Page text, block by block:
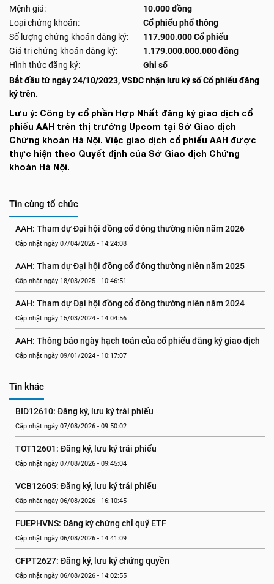
Mệnh giá:
10.000 đồng
Loại chứng khoán:
Cổ phiếu phổ thông
Số lượng chứng khoán đăng ký:
117.900.000 Cổ phiếu
Giá trị chứng khoán đăng ký:
1.179.000.000.000 đồng
Hình thức đăng ký:
Ghi sổ
Bắt đầu từ ngày 24/10/2023, VSDC nhận lưu ký số Cổ phiếu đăng
ký trên.
Lưu ý: Công ty cổ phần Hợp Nhất đăng ký giao dịch cổ
phiếu AAH trên thị trường Upcom tại Sở Giao dịch
Chứng khoán Hà Nội. Việc giao dịch cổ phiếu AAH được
thực hiện theo Quyết định của Sở Giao dịch Chứng
khoán Hà Nội.
Tin cùng tổ chức
AAH: Tham dự Đại hội đồng cổ đông thường niên năm 2026
Cập nhật ngày 07/04/2026 - 14:24:08
AAH: Tham dự Đại hội đồng cổ đông thường niên năm 2025
Cập nhật ngày 18/03/2025 - 10:46:51
AAH: Tham dự Đại hội đồng cổ đông thường niên năm 2024
Cập nhật ngày 15/03/2024 - 14:04:56
AAH: Thông báo ngày hạch toán của cổ phiếu đăng ký giao dịch
Cập nhật ngày 09/01/2024 - 10:17:07
Tin khác
BID12610: Đăng ký, lưu ký trái phiếu
Cập nhật ngày 07/08/2026 - 09:50:02
TOT12601: Đăng ký, lưu ký trái phiếu
Cập nhật ngày 07/08/2026 - 09:45:04
VCB12605: Đăng ký, lưu ký trái phiếu
Cập nhật ngày 06/08/2026 - 16:10:45
FUEPHVNS: Đăng ký chứng chỉ quỹ ETF
Cập nhật ngày 06/08/2026 - 14:41:09
CFPT2627: Đăng ký, lưu ký chứng quyền
Cập nhật ngày 06/08/2026 - 14:02:55